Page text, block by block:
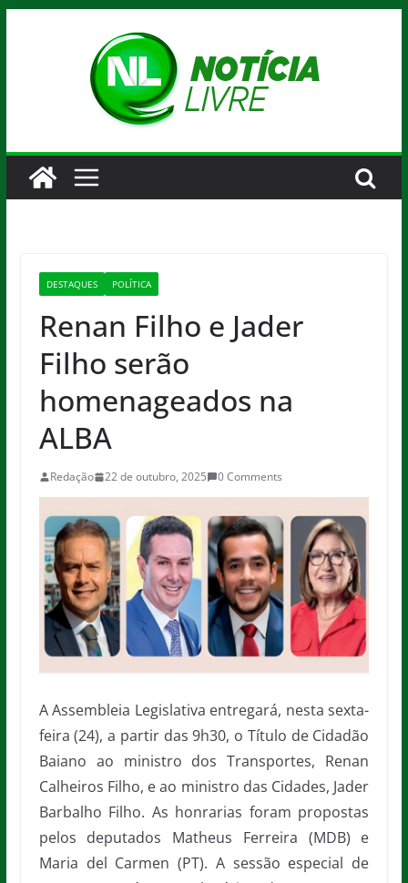
DESTAQUES POLÍTICA
Renan Filho e Jader
Filho serão
homenageados na
ALBA
Redação 22 de outubro, 2025 0 Comments
A Assembleia Legislativa entregará, nesta sexta-
feira (24), a partir das 9h30, o Título de Cidadão
Baiano ao ministro dos Transportes, Renan
Calheiros Filho, e ao ministro das Cidades, Jader
Barbalho Filho. As honrarias foram propostas
pelos deputados Matheus Ferreira (MDB) e
Maria del Carmen (PT). A sessão especial de